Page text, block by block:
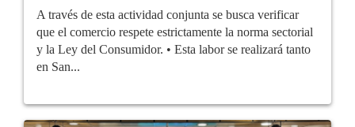
A través de esta actividad conjunta se busca verificar
que el comercio respete estrictamente la norma sectorial
y la Ley del Consumidor. • Esta labor se realizará tanto
en San...